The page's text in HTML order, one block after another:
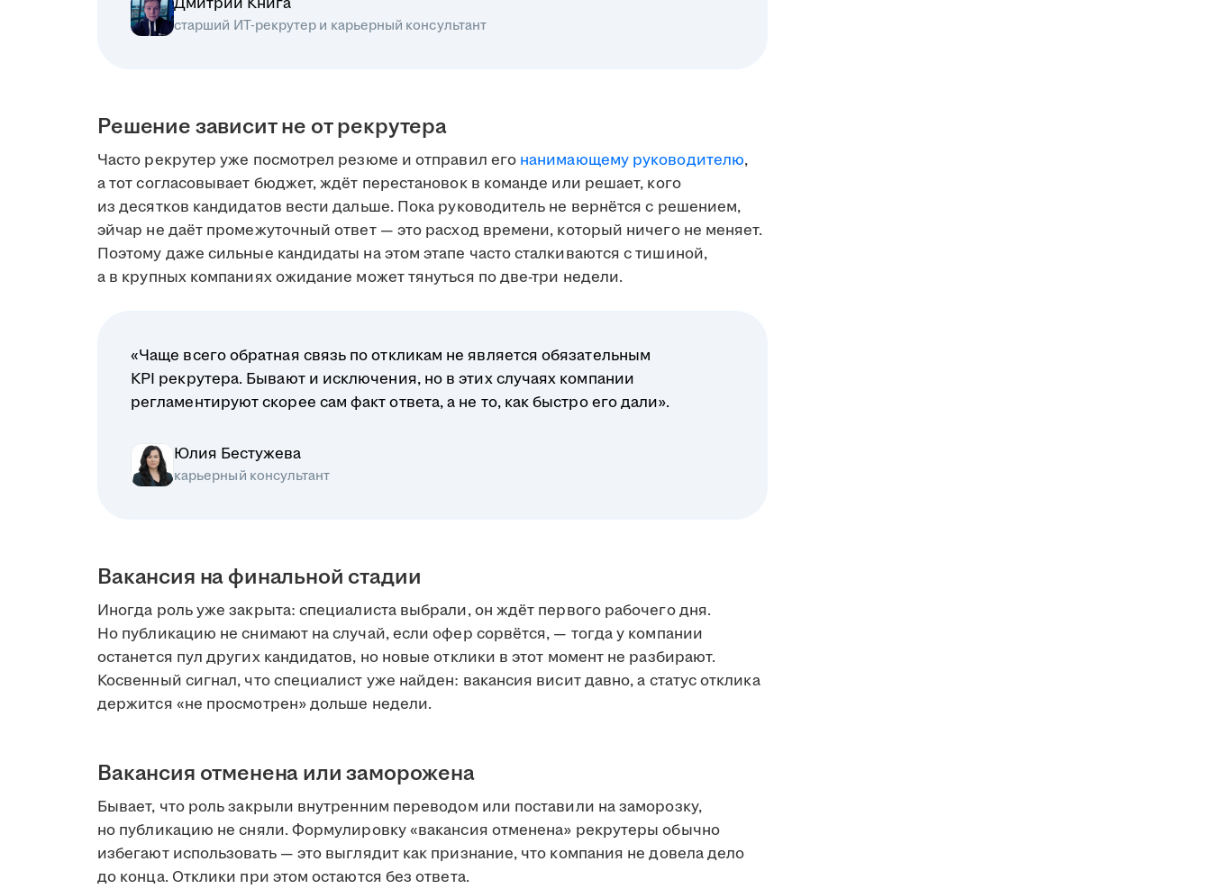
старший ИТ-рекрутер и карьерный консультант
Решение зависит не от рекрутера
Часто рекрутер уже посмотрел резюме и отправил его нанимающему руководителю,
а тот согласовывает бюджет, ждёт перестановок в команде или решает, кого
из десятков кандидатов вести дальше. Пока руководитель не вернётся с решением,
эйчар не даёт промежуточный ответ — это расход времени, который ничего не меняет.
Поэтому даже сильные кандидаты на этом этапе часто сталкиваются с тишиной,
а в крупных компаниях ожидание может тянуться по две-три недели.
«Чаще всего обратная связь по откликам не является обязательным
KPI рекрутера. Бывают и исключения, но в этих случаях компании
регламентируют скорее сам факт ответа, а не то, как быстро его дали».
Юлия Бестужева
карьерный консультант
Вакансия на финальной стадии
Иногда роль уже закрыта: специалиста выбрали, он ждёт первого рабочего дня.
Но публикацию не снимают на случай, если офер сорвётся, — тогда у компании
останется пул других кандидатов, но новые отклики в этот момент не разбирают.
Косвенный сигнал, что специалист уже найден: вакансия висит давно, а статус отклика
держится «не просмотрен» дольше недели.
Вакансия отменена или заморожена
Бывает, что роль закрыли внутренним переводом или поставили на заморозку,
но публикацию не сняли. Формулировку «вакансия отменена» рекрутеры обычно
избегают использовать — это выглядит как признание, что компания не довела дело
до конца. Отклики при этом остаются без ответа.